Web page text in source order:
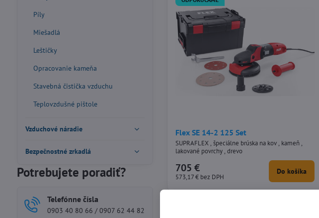
Flex SE 14-2 125 Set
SUPRAFLEX , špeciálne brúska na kov , kameň ,
lakované povrchy , drevo
705 €
573,17 € bez DPH
Do košíka
Potrebujete poradiť?
Telefónne čísla
0903 40 80 66 / 0907 62 44 82
Píly
Miešadlá
Leštičky
Opracovanie kameňa
Stavebná čistička vzduchu
Teplovzdušné pištole
Vzduchové náradie
Bezpečnostné zrkadlá